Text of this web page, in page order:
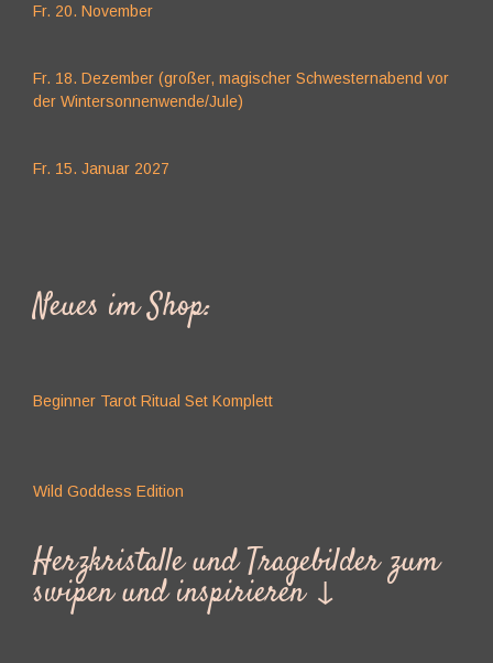
Fr. 20. November
Fr. 18. Dezember (großer, magischer Schwesternabend vor
der Wintersonnenwende/Jule)
Fr. 15. Januar 2027
Neues im Shop:
Beginner Tarot Ritual Set Komplett
Wild Goddess Edition
Herzkristalle und Tragebilder zum
swipen und inspirieren ↓